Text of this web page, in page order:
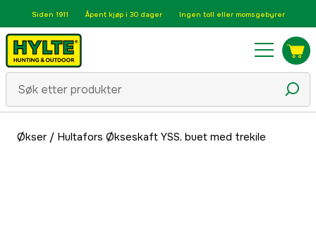
Siden 1911 Åpent kjøp i 30 dager Ingen toll eller momsgebyrer
Økser/ Hultafors Økseskaft YSS, buet med trekile